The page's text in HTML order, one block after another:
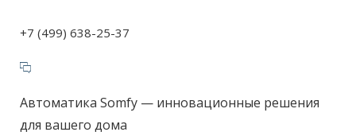
+7 (499) 638-25-37
Автоматика Somfy — инновационные решения
для вашего дома